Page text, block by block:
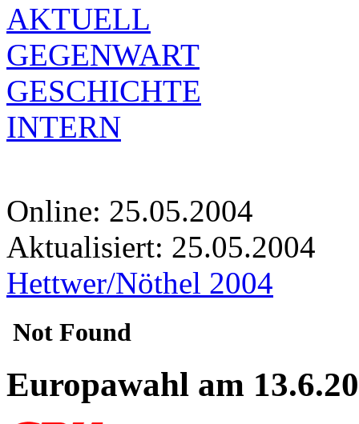
AKTUELL
GEGENWART
GESCHICHTE
INTERN
Online: 25.05.2004
Aktualisiert: 25.05.2004
Hettwer/Nöthel 2004
Europawahl am